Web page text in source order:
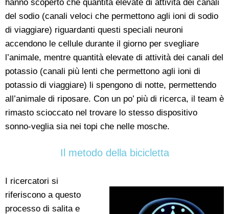
hanno scoperto che quantità elevate di attività dei canali
del sodio (canali veloci che permettono agli ioni di sodio
di viaggiare) riguardanti questi speciali neuroni
accendono le cellule durante il giorno per svegliare
l’animale, mentre quantità elevate di attività dei canali del
potassio (canali più lenti che permettono agli ioni di
potassio di viaggiare) li spengono di notte, permettendo
all’animale di riposare. Con un po’ più di ricerca, il team è
rimasto scioccato nel trovare lo stesso dispositivo
sonno-veglia sia nei topi che nelle mosche.
Il metodo della bicicletta
I ricercatori si
riferiscono a questo
processo di salita e